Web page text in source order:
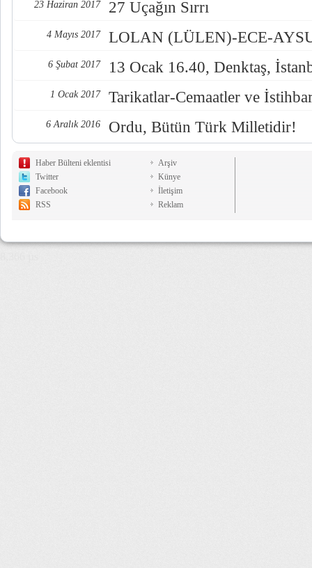
23 Haziran 2017 27 Uçağın Sırrı
4 Mayıs 2017 LOLAN (LÜLEN)-ECE-
6 Şubat 2017 13 Ocak 16.40, Denktaş,
1 Ocak 2017 Tarikatlar-Cemaatler ve
6 Aralık 2016 Ordu, Bütün Türk Milletidir!
Haber Bülteni eklentisi
Twitter
Facebook
RSS
Arşiv
Künye
İletişim
Reklam